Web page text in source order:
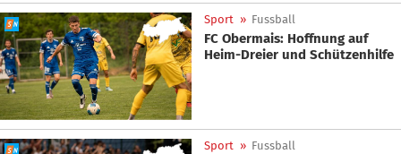
Sport » Fussball
FC Obermais: Hoffnung auf
Heim-Dreier und Schützenhilfe
Sport » Fussball